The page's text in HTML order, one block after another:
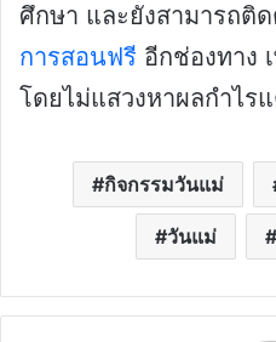
ศึกษา และยังสามารถติ
การสอนฟรี อีกช่องทาง
โดยไม่แสวงหาผลกำไร
กิจกรรมวันแม่
วันแม่